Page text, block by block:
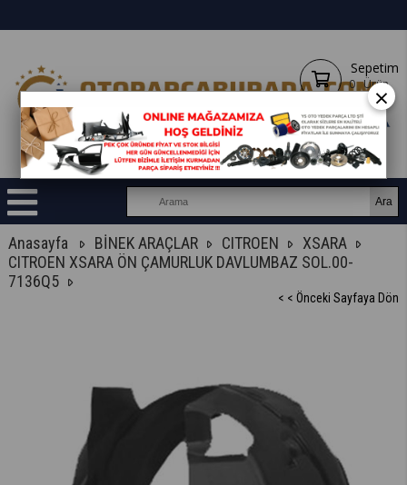
Sepetim
0 Ürün
Anasayfa BİNEK ARAÇLAR CITROEN
XSARA
CITROEN XSARA ÖN ÇAMURLUK DAVLUMBAZ SOL.00-
7136Q5
< < Önceki Sayfaya Dön
×